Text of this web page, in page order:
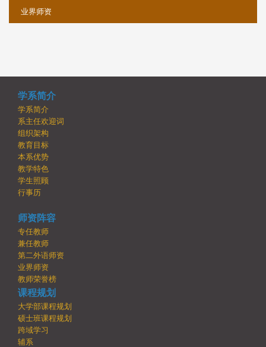
业界师资
学系简介
学系简介
系主任欢迎词
组织架构
教育目标
本系优势
教学特色
学生照顾
行事历
师资阵容
专任教师
兼任教师
第二外语师资
业界师资
教师荣誉榜
课程规划
大学部课程规划
硕士班课程规划
跨域学习
辅系